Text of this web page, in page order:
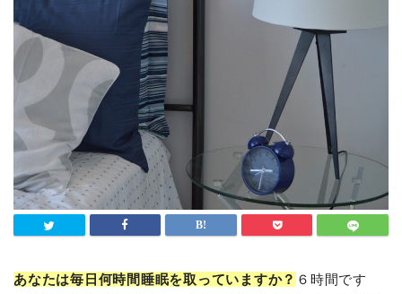
あなたは毎日何時間睡眠を取っていますか？ ６時間です